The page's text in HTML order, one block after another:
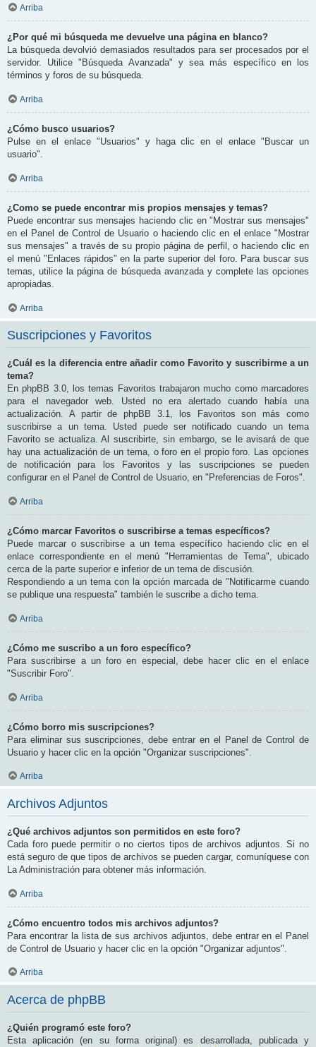
Arriba
¿Por qué mi búsqueda me devuelve una página en blanco?
La búsqueda devolvió demasiados resultados para ser procesados por el
servidor. Utilice "Búsqueda Avanzada" y sea más específico en los
términos y foros de su búsqueda.
Arriba
¿Cómo busco usuarios?
Pulse en el enlace "Usuarios" y haga clic en el enlace "Buscar un
usuario".
Arriba
¿Como se puede encontrar mis propios mensajes y temas?
Puede encontrar sus mensajes haciendo clic en "Mostrar sus mensajes"
en el Panel de Control de Usuario o haciendo clic en el enlace "Mostrar
sus mensajes" a través de su propio página de perfil, o haciendo clic en
el menú "Enlaces rápidos" en la parte superior del foro. Para buscar sus
temas, utilice la página de búsqueda avanzada y complete las opciones
apropiadas.
Arriba
Suscripciones y Favoritos
¿Cuál es la diferencia entre añadir como Favorito y suscribirme a un
tema?
En phpBB 3.0, los temas Favoritos trabajaron mucho como marcadores
para el navegador web. Usted no era alertado cuando había una
actualización. A partir de phpBB 3.1, los Favoritos son más como
suscribirse a un tema. Usted puede ser notificado cuando un tema
Favorito se actualiza. Al suscribirte, sin embargo, se le avisará de que
hay una actualización de un tema, o foro en el propio foro. Las opciones
de notificación para los Favoritos y las suscripciones se pueden
configurar en el Panel de Control de Usuario, en "Preferencias de Foros".
Arriba
¿Cómo marcar Favoritos o suscribirse a temas específicos?
Puede marcar o suscribirse a un tema específico haciendo clic en el
enlace correspondiente en el menú "Herramientas de Tema", ubicado
cerca de la parte superior e inferior de un tema de discusión.
Respondiendo a un tema con la opción marcada de "Notificarme cuando
se publique una respuesta" también le suscribe a dicho tema.
Arriba
¿Cómo me suscribo a un foro específico?
Para suscribirse a un foro en especial, debe hacer clic en el enlace
"Suscribir Foro".
Arriba
¿Cómo borro mis suscripciones?
Para eliminar sus suscripciones, debe entrar en el Panel de Control de
Usuario y hacer clic en la opción "Organizar suscripciones".
Arriba
Archivos Adjuntos
¿Qué archivos adjuntos son permitidos en este foro?
Cada foro puede permitir o no ciertos tipos de archivos adjuntos. Si no
está seguro de que tipos de archivos se pueden cargar, comuníquese con
La Administración para obtener más información.
Arriba
¿Cómo encuentro todos mis archivos adjuntos?
Para encontrar la lista de sus archivos adjuntos, debe entrar en el Panel
de Control de Usuario y hacer clic en la opción "Organizar adjuntos".
Arriba
Acerca de phpBB
¿Quién programó este foro?
Esta aplicación (en su forma original) es desarrollada, publicada y